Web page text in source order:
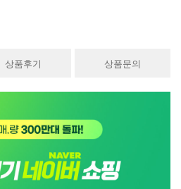
상품후기 상품문의